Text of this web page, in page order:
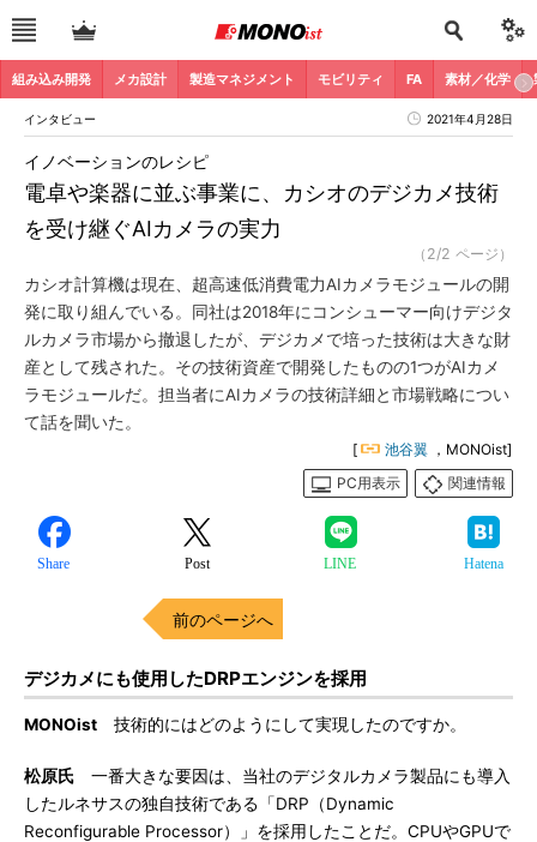
組み込み開発 メカ設計 製造マネジメント モビリティ FA 素材／化学
インタビュー 2021年4月28日
電卓や楽器に並ぶ事業に、カシオのデジカメ技術
を受け継ぐAIカメラの実力
イノベーションのレシピ
（2/2 ページ）
カシオ計算機は現在、超高速低消費電力AIカメラモジュールの開
発に取り組んでいる。同社は2018年にコンシューマー向けデジタ
ルカメラ市場から撤退したが、デジカメで培った技術は大きな財
産として残された。その技術資産で開発したものの1つがAIカメ
ラモジュールだ。担当者にAIカメラの技術詳細と市場戦略につい
て話を聞いた。
[ 池谷翼 ，MONOist]
PC用表示
関連情報
Share Post LINE Hatena
前のページへ
デジカメにも使用したDRPエンジンを採用
MONOist 技術的にはどのようにして実現したのですか。
松原氏 一番大きな要因は、当社のデジタルカメラ製品にも導入
したルネサスの独自技術である「DRP（Dynamic
Reconfigurable Processor）」を採用したことだ。CPUやGPUで